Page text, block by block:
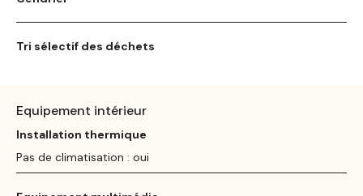
Tri sélectif des déchets
Equipement intérieur
Installation thermique
Pas de climatisation : oui